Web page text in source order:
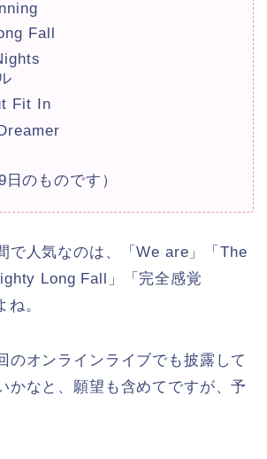
Fall
Fit In
日のものです）
で人気なのは、「We are」「The
Long Fall」「完全感覚
ね。
のオンラインライブでも披露して
かなと、願望も含めてですが、予